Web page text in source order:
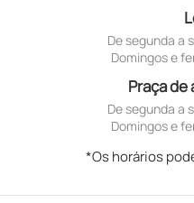
De segunda a
Domingos e
Praça
De segunda a
Domingos e
*Os horários